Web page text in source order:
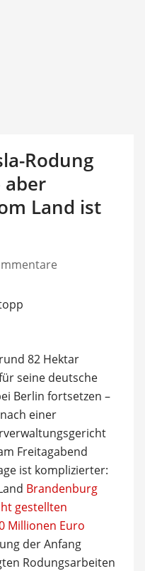
Rodung
aber
Land ist
82 Hektar
seine deutsche
Berlin fortsetzen –
einer
Freitagabend
ist komplizierter:
Brandenburg
gestellten
Millionen Euro
der Anfang
Rodungsarbeiten